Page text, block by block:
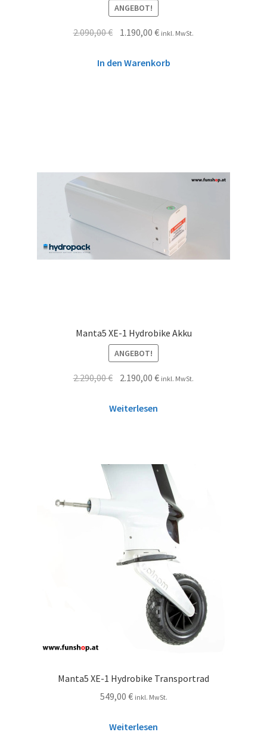
ANGEBOT!
2.090,00€ 1.190,00€ inkl. MwSt.
In den Warenkorb
Manta5 XE-1 Hydrobike Akku
ANGEBOT!
2.290,00€ 2.190,00€ inkl. MwSt.
Weiterlesen
Manta5 XE-1 Hydrobike Transportrad
549,00 € inkl. MwSt.
Weiterlesen